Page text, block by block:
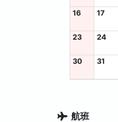
16 17
23 24
30 31
航班